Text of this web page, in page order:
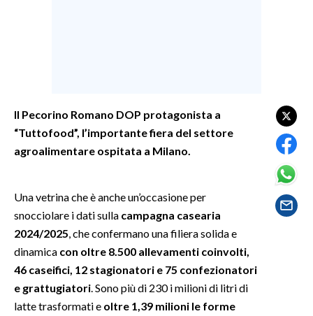
SALUTE
SARDEGNA TURISMO
EVENTI
3 MINUTI CON
Il Pecorino Romano DOP protagonista a
“Tuttofood”, l’importante fiera del settore
agroalimentare ospitata a Milano.
Una vetrina che è anche un’occasione per
snocciolare i dati sulla campagna casearia
2024/2025 , che confermano una filiera solida e
dinamica con oltre 8.500 allevamenti coinvolti,
46 caseifici, 12 stagionatori e 75 confezionatori
e grattugiatori . Sono più di 230 i milioni di litri di
latte trasformati e oltre 1,39 milioni le forme